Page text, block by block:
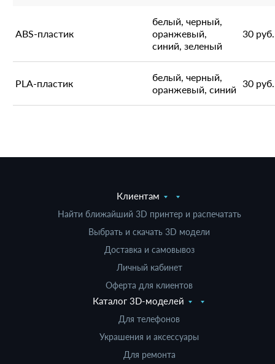
ABS-пластик
белый, черный,
оранжевый,
синий, зеленый
30 руб.
PLA-пластик
белый, черный,
оранжевый, синий
30 руб.
Клиентам
Найти ближайший 3D принтер и распечатать
Выбрать и скачать 3D модели
Доставка и самовывоз
Личный кабинет
Оферта для клиентов
Каталог 3D-моделей
Для телефонов
Украшения и аксессуары
Для ремонта